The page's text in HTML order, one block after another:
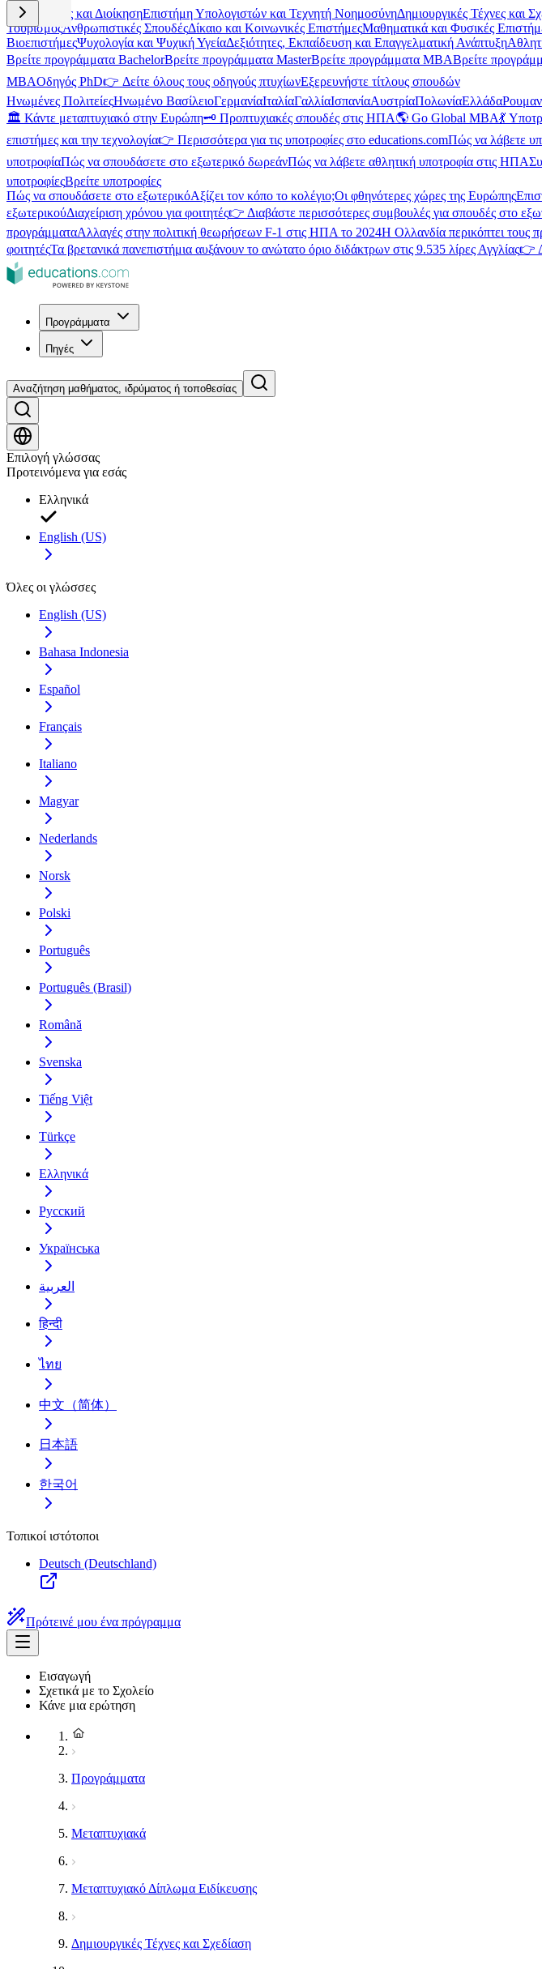
Επιχειρήσεις και ΔιοίκησηΕπιστήμη Υπολογιστών και Τεχνητή ΝοημοσύνηΔημιουργικές Τέχνες και
ΤουρισμόςΑνθρωπιστικές ΣπουδέςΔίκαιο και Κοινωνικές ΕπιστήμεςΜαθηματικά και Φυσικές
ΒιοεπιστήμεςΨυχολογία και Ψυχική ΥγείαΔεξιότητες, Εκπαίδευση και Επαγγελματική Ανάπτυξη
Βρείτε προγράμματα BachelorΒρείτε προγράμματα MasterΒρείτε προγράμματα MBAΒρείτε
MBAΟδηγός PhD👉 Δείτε όλους τους οδηγούς πτυχίωνΕξερευνήστε τίτλους σπουδών
Ηνωμένες ΠολιτείεςΗνωμένο ΒασίλειοΓερμανίαΙταλίαΓαλλίαΙσπανίαΑυστρίαΠολωνίαΕλλάδα
🏛️ Κάντε μεταπτυχιακό στην Ευρώπη🗝️ Προπτυχιακές σπουδές στις ΗΠΑ🌎 Go Global MBA💃
επιστήμες και την τεχνολογία👉 Περισσότερα για τις υποτροφίες στο educations.comΠώς να λάβετε
υποτροφίαΠώς να σπουδάσετε στο εξωτερικό δωρεάνΠώς να λάβετε αθλητική υποτροφία στις ΗΠΑ
υποτροφίεςΒρείτε υποτροφίες
Πώς να σπουδάσετε στο εξωτερικόΑξίζει τον κόπο το κολέγιο;Οι φθηνότερες χώρες της Ευρώπης
εξωτερικούΔιαχείριση χρόνου για φοιτητές👉 Διαβάστε περισσότερες συμβουλές για σπουδές στο
προγράμματαΑλλαγές στην πολιτική θεωρήσεων F-1 στις ΗΠΑ το 2024Η Ολλανδία περικόπτει τους
φοιτητέςΤα βρετανικά πανεπιστήμια αυξάνουν το ανώτατο όριο διδάκτρων στις 9.535 λίρες Αγγλίας👉
Προγράμματα
Πηγές
Αναζήτηση μαθήματος, ιδρύματος ή τοποθεσίας
Επιλογή γλώσσας
Προτεινόμενα για εσάς
Ελληνικά
English (US)
Όλες οι γλώσσες
English (US)
Bahasa Indonesia
Español
Français
Italiano
Magyar
Nederlands
Norsk
Polski
Português
Português (Brasil)
Română
Svenska
Tiếng Việt
Türkçe
Ελληνικά
Русский
Українська
العربية
हिन्दी
ไทย
中文（简体）
日本語
한국어
Τοπικοί ιστότοποι
Deutsch (Deutschland)
Πρότεινέ μου ένα πρόγραμμα
Εισαγωγή
Σχετικά με το Σχολείο
Κάνε μια ερώτηση
Προγράμματα
Μεταπτυχιακά
Μεταπτυχιακό Δίπλωμα Ειδίκευσης
Δημιουργικές Τέχνες και Σχεδίαση